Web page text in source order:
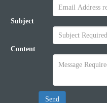
Subject
Content
Send